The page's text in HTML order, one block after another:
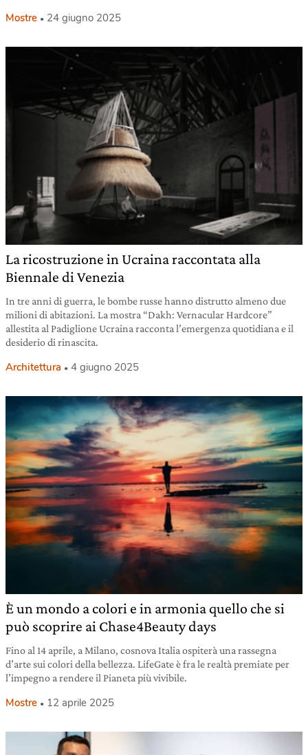
Mostre 24 giugno 2025
La ricostruzione in Ucraina raccontata alla
Biennale di Venezia
In tre anni di guerra, le bombe russe hanno distrutto almeno due
milioni di abitazioni. La mostra “Dakh: Vernacular Hardcore”
allestita al Padiglione Ucraina racconta l’emergenza quotidiana e il
desiderio di rinascita.
Architettura 4 giugno 2025
È un mondo a colori e in armonia quello che si
può scoprire ai Chase4Beauty days
Fino al 14 aprile, a Milano, cosnova Italia ospiterà una rassegna
d’arte sui colori della bellezza. LifeGate è fra le realtà premiate per
l’impegno a rendere il Pianeta più vivibile.
Mostre 12 aprile 2025